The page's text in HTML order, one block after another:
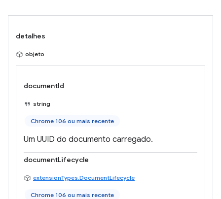
detalhes
objeto
documentId
string
Chrome 106 ou mais recente
Um UUID do documento carregado.
documentLifecycle
extensionTypes.DocumentLifecycle
Chrome 106 ou mais recente